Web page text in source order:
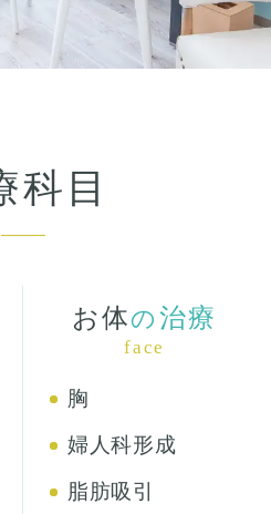
科目
お体の 治療
face
胸
婦人科形成
脂肪吸引